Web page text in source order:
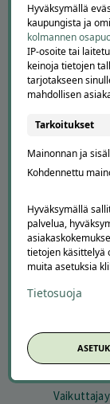
APUA
Peruuta
Kuinka
Usein
Tietoa
Avoimet
Markkinoi
Hyväksymällä
kaupungista ja
kolmannen
IP-osoite tai
keinoja tietojen
tarjotakseen
mahdollisen
Tarkoitukset
Mainonnan ja
Kohdennettu
Hyväksymällä
palvelua,
tietojen käsittelyä
muita asetuksia
Tietosuoja